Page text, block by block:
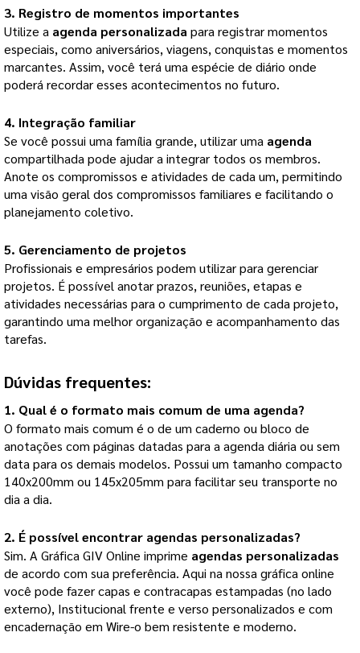
3. Registro de momentos importantes
Utilize a agenda personalizada para registrar momentos
especiais, como aniversários, viagens, conquistas e momentos
marcantes. Assim, você terá uma espécie de diário onde
poderá recordar esses acontecimentos no futuro.
4. Integração familiar
Se você possui uma família grande, utilizar uma agenda
compartilhada pode ajudar a integrar todos os membros.
Anote os compromissos e atividades de cada um, permitindo
uma visão geral dos compromissos familiares e facilitando o
planejamento coletivo.
5. Gerenciamento de projetos
Profissionais e empresários podem utilizar para gerenciar
projetos. É possível anotar prazos, reuniões, etapas e
atividades necessárias para o cumprimento de cada projeto,
garantindo uma melhor organização e acompanhamento das
tarefas.
Dúvidas frequentes:
1. Qual é o formato mais comum de uma agenda?
O formato mais comum é o de um caderno ou bloco de
anotações com páginas datadas para a agenda diária ou sem
data para os demais modelos. Possui um tamanho compacto
140x200mm ou 145x205mm para facilitar seu transporte no
dia a dia.
2. É possível encontrar agendas personalizadas?
Sim. A Gráfica GIV Online imprime agendas personalizadas
de acordo com sua preferência. Aqui na nossa gráfica online
você pode fazer capas e contracapas estampadas (no lado
externo), Institucional frente e verso personalizados e com
encadernação em Wire-o bem resistente e moderno.